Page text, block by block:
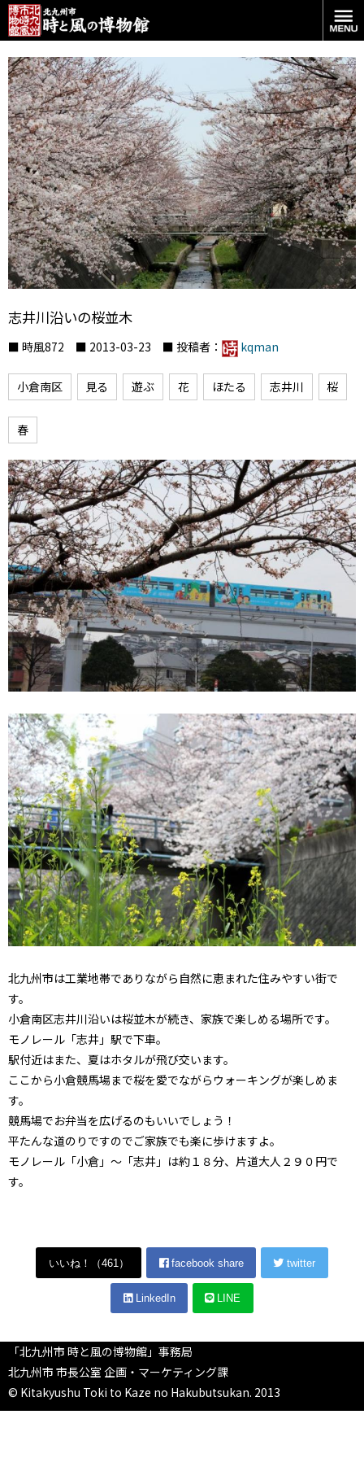
志井川沿いの桜並木
■ 時風872 ■ 2013-03-23 ■ 投稿者： kqman
小倉南区 見る 遊ぶ 花 ほたる 志井川 桜
春
北九州市は工業地帯でありながら自然に恵まれた住みやすい街で
す。
小倉南区志井川沿いは桜並木が続き、家族で楽しめる場所です。
モノレール「志井」駅で下車。
駅付近はまた、夏はホタルが飛び交います。
ここから小倉競馬場まで桜を愛でながらウォーキングが楽しめま
す。
競馬場でお弁当を広げるのもいいでしょう！
平たんな道のりですのでご家族でも楽に歩けますよ。
モノレール「小倉」～「志井」は約１８分、片道大人２９０円で
す。
いいね！（461 ） facebook share twitter
LinkedIn LINE
「北九州市 時と風の博物館」事務局
北九州市 市長公室 企画・マーケティング課
© Kitakyushu Toki to Kaze no Hakubutsukan. 2013